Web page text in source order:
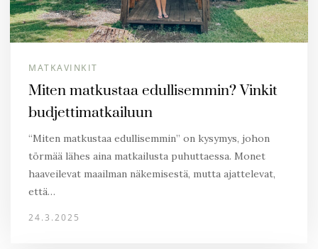
MATKAVINKIT
Miten matkustaa edullisemmin? Vinkit
budjettimatkailuun
“Miten matkustaa edullisemmin” on kysymys, johon
törmää lähes aina matkailusta puhuttaessa. Monet
haaveilevat maailman näkemisestä, mutta ajattelevat,
että…
24.3.2025